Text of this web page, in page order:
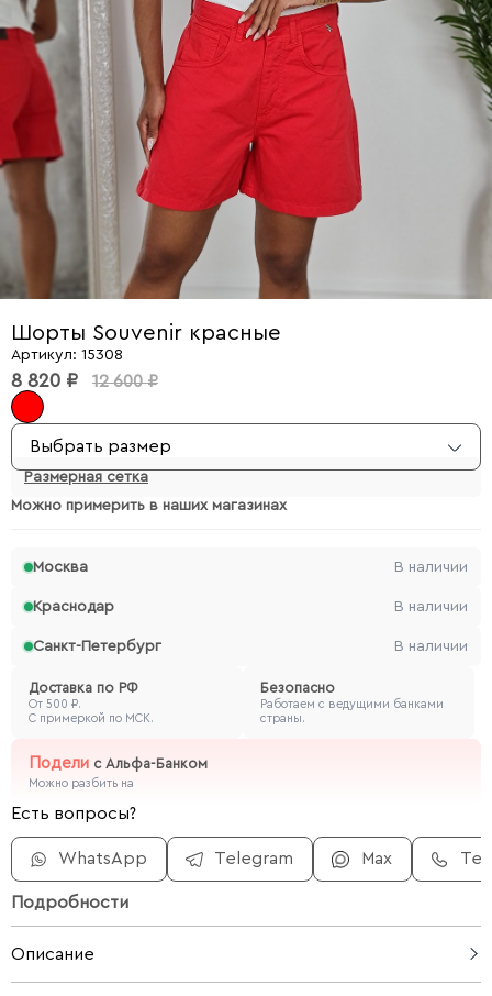
Шорты Souvenir красные
Артикул: 15308
8 820 ₽ 12 600 ₽
Выбрать размер
Размерная сетка
Можно примерить в наших магазинах
Москва В наличии
Краснодар В наличии
Санкт-Петербург В наличии
Доставка по РФ
От 500 ₽.
С примеркой по МСК.
Безопасно
Работаем с ведущими банками
страны.
Подели с Альфа-Банком
Можно разбить на
Есть вопросы?
WhatsApp Telegram Max
Подробности
Описание